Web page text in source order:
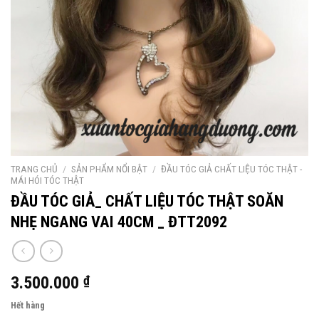
TRANG CHỦ / SẢN PHẨM NỔI BẬT / ĐẦU TÓC GIẢ CHẤT LIỆU TÓC THẬT -
MÁI HÓI TÓC THẬT
ĐẦU TÓC GIẢ_ CHẤT LIỆU TÓC THẬT SOĂN
NHẸ NGANG VAI 40CM _ ĐTT2092
3.500.000 ₫
Hết hàng